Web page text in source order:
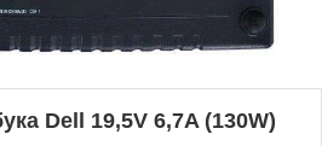
Dell 19,5V 6,7A (130W)